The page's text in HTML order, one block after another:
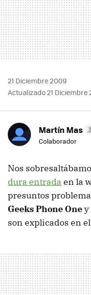
21 Diciembre 2009
Actualizado 21 Diciembre
Martín Mas
Colaborador
Nos
dura entrada en la
presuntos
Geeks Phone Oney
son explicados en el